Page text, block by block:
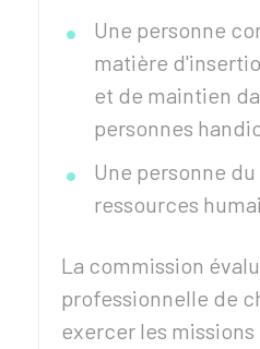
Une personne
matière
et de maintien
personnes
Une personne
ressources
La commission
professionnelle de
exercer les